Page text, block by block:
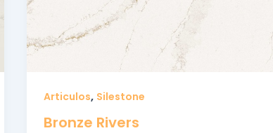
Articulos, Silestone
Bronze Rivers